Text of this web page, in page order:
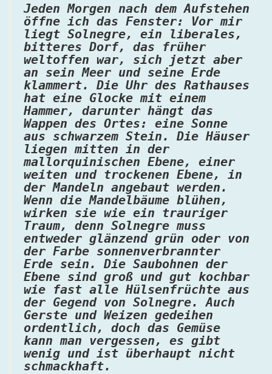
Jeden Morgen nach dem Aufstehen
öffne ich das Fenster: Vor mir
liegt Solnegre, ein liberales,
bitteres Dorf, das früher
weltoffen war, sich jetzt aber
an sein Meer und seine Erde
klammert. Die Uhr des Rathauses
hat eine Glocke mit einem
Hammer, darunter hängt das
Wappen des Ortes: eine Sonne
aus schwarzem Stein. Die Häuser
liegen mitten in der
mallorquinischen Ebene, einer
weiten und trockenen Ebene, in
der Mandeln angebaut werden.
Wenn die Mandelbäume blühen,
wirken sie wie ein trauriger
Traum, denn Solnegre muss
entweder glänzend grün oder von
der Farbe sonnenverbrannter
Erde sein. Die Saubohnen der
Ebene sind groß und gut kochbar
wie fast alle Hülsenfrüchte aus
der Gegend von Solnegre. Auch
Gerste und Weizen gedeihen
ordentlich, doch das Gemüse
kann man vergessen, es gibt
wenig und ist überhaupt nicht
schmackhaft.